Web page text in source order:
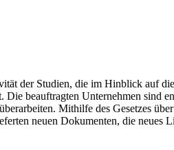
der Studien, die im Hinblick auf
beauftragten Unternehmen sind
Mithilfe des Gesetzes
neuen Dokumenten, die neues